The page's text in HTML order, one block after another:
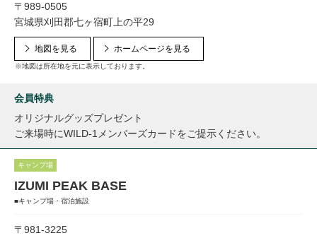
〒989-0505
宮城県刈田郡七ヶ宿町上の平29
地図を見る
※地図は所在地を元に表示しております。
ホームページを見る
会員特典
オリジナルグッズプレゼント
ご来場時にWILD-1メンバーズカードをご提示ください。
キャンプ場
IZUMI PEAK BASE
■キャンプ場・宿泊施設
〒981-3225